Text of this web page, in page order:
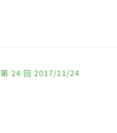
第 24 回 2017/11/24